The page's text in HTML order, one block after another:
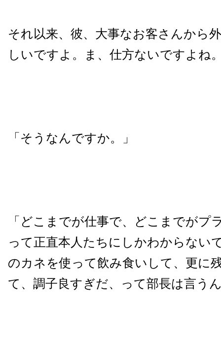
それ以来、彼、大事なお客さんから
しいですよ。ま、仕方ないですよね
「そうなんですか。」
「どこまでが仕事で、どこまでがプ
って正直本人たちにしかわからない
のカネを使って飲み食いして、更に
て、調子良すぎだ、って部長は言う